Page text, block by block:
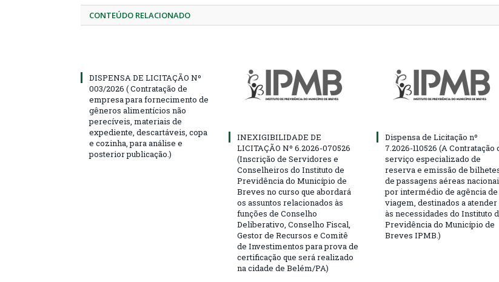
CONTEÚDO RELACIONADO
DISPENSA DE LICITAÇÃO Nº
003/2026 ( Contratação de
empresa para fornecimento de
gêneros alimentícios não
perecíveis, materiais de
expediente, descartáveis, copa
e cozinha, para análise e
posterior publicação.)
INEXIGIBILIDADE DE
LICITAÇÃO Nº 6.2026-070526
(Inscrição de Servidores e
Conselheiros do Instituto de
Previdência do Município de
Breves no curso que abordará
os assuntos relacionados às
funções de Conselho
Deliberativo, Conselho Fiscal,
Gestor de Recursos e Comitê
de Investimentos para prova de
certificação que será realizado
na cidade de Belém/PA)
Dispensa de Licitação nº
7.2026-110526 (A Contratação
serviço especializado de
reserva e emissão de
de passagens aéreas
por intermédio de agência de
viagem, destinados a atender
às necessidades do Instituto
Previdência do Município de
Breves IPMB.)